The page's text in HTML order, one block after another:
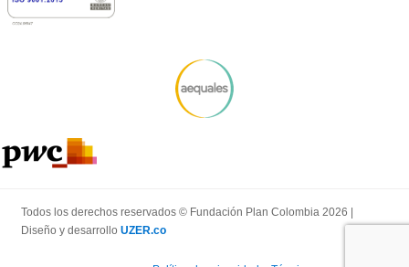
Todos los derechos reservados © Fundación Plan Colombia 2026 |
Diseño y desarrollo UZER.co